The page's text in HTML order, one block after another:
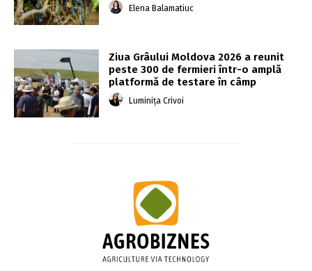
Elena Balamatiuc
Ziua Grâului Moldova 2026 a reunit
peste 300 de fermieri într-o amplă
platformă de testare în câmp
Luminița Crivoi